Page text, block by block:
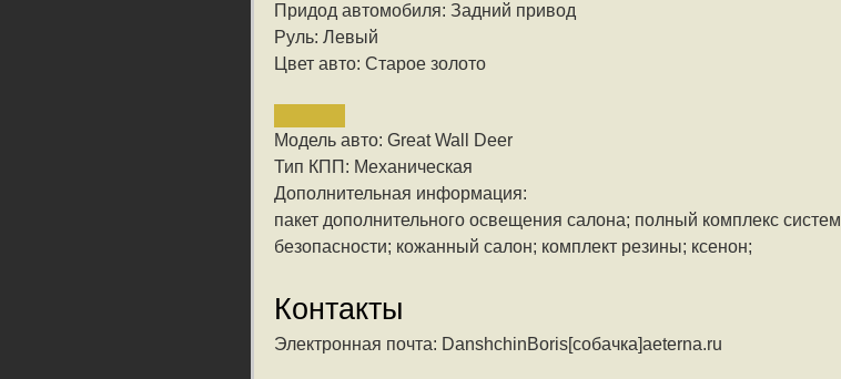
Придод автомобиля: Задний привод
Руль: Левый
Цвет авто: Старое золото
Модель авто: Great Wall Deer
Тип КПП: Механическая
Дополнительная информация:
пакет дополнительного освещения салона; полный комплекс систем
безопасности; кожанный салон; комплект резины; ксенон;
Контакты
Электронная почта: DanshchinBoris[собачка]aeterna.ru